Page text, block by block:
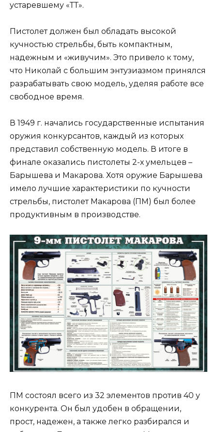
устаревшему «ТТ».
Пистолет должен был обладать высокой
кучностью стрельбы, быть компактным,
надежным и «живучим». Это привело к тому,
что Николай с большим энтузиазмом принялся
разрабатывать свою модель, уделяя работе все
свободное время.
В 1949 г. начались государственные испытания
оружия конкурсантов, каждый из которых
представил собственную модель. В итоге в
финале оказались пистолеты 2-х умельцев –
Барышева и Макарова. Хотя оружие Барышева
имело лучшие характеристики по кучности
стрельбы, пистолет Макарова (ПМ) был более
продуктивным в производстве.
ПМ состоял всего из 32 элементов против 40 у
конкурента. Он был удобен в обращении,
прост, надежен, а также легко разбирался и